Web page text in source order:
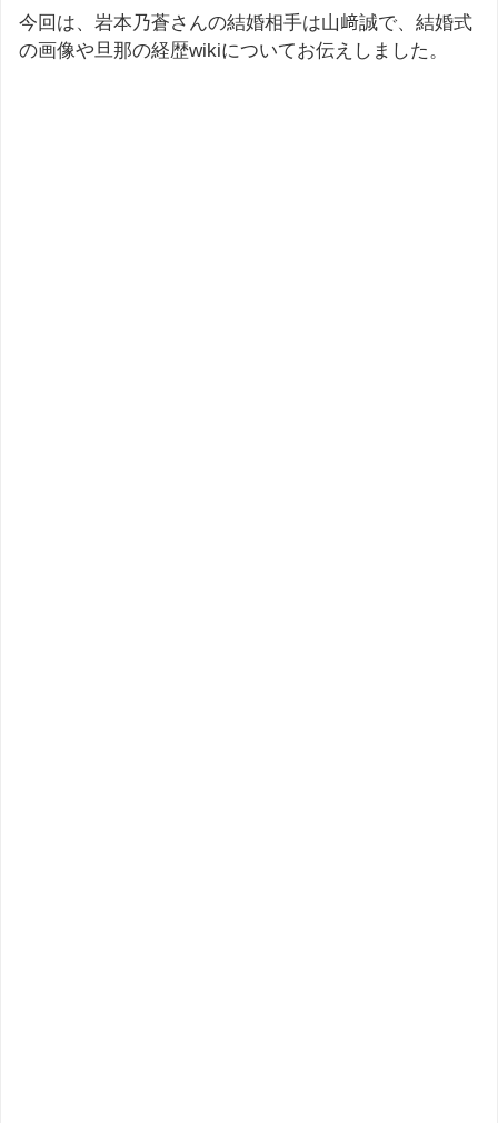
今回は、岩本乃蒼さんの結婚相手は山﨑誠で、結婚式
の画像や旦那の経歴wikiについてお伝えしました。